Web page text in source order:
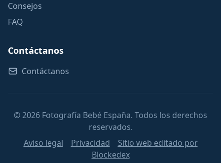
Consejos
FAQ
Contáctanos
Contáctanos
© 2026 Fotografía Bebé España. Todos los derechos
reservados.
Aviso legal
Privacidad
Sitio web editado por
Blockedex